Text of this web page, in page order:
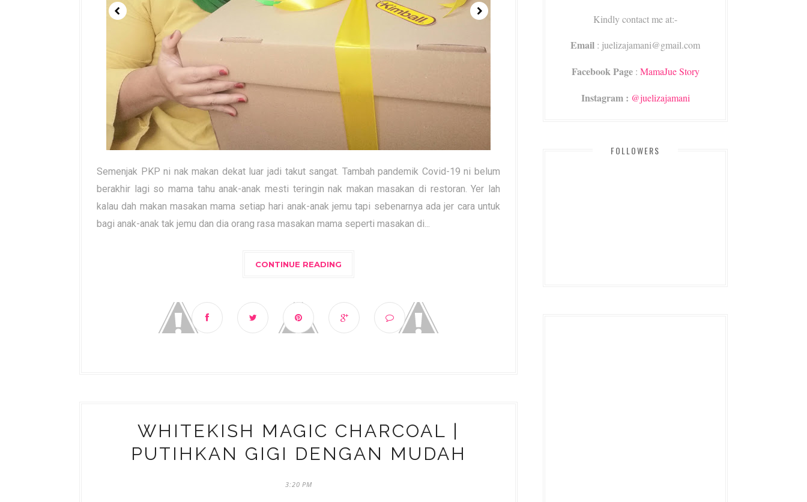
Semenjak PKP ni nak makan dekat luar jadi takut sangat. Tambah pandemik Covid-19 ni belum
berakhir lagi so mama tahu anak-anak mesti teringin nak makan masakan di restoran. Yer lah
kalau dah makan masakan mama setiap hari anak-anak jemu tapi sebenarnya ada jer cara untuk
bagi anak-anak tak jemu dan dia orang rasa masakan mama seperti masakan di...
CONTINUE READING
WHITEKISH MAGIC CHARCOAL |
PUTIHKAN GIGI DENGAN MUDAH
3:20 PM
Kindly contact me at:-
Email : juelizajamani@gmail.com
Facebook Page: MamaJue Story
Instagram : @juelizajamani
FOLLOWERS